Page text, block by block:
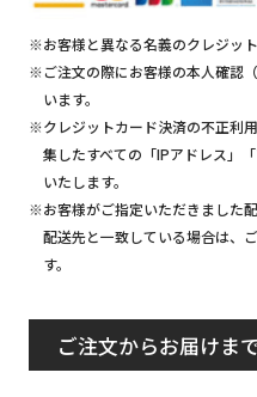
※お客様と異なる名義のクレジッ
※ご注文の際にお客様の本人確認
います。
※クレジットカード決済の不正利
集したすべての「IPアドレス」
いたします。
※お客様がご指定いただきました
配送先と一致している場合は、
す。
ご注文からお届けま